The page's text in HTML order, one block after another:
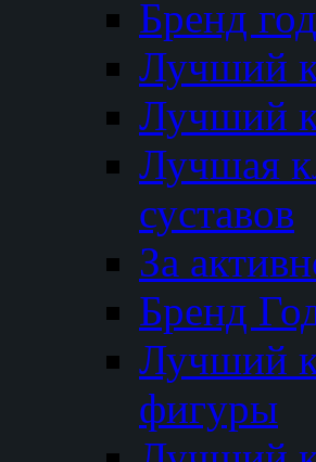
Бренд
Лучший
Лучший
Лучшая
суставов
За
Бренд
Лучший
фигуры